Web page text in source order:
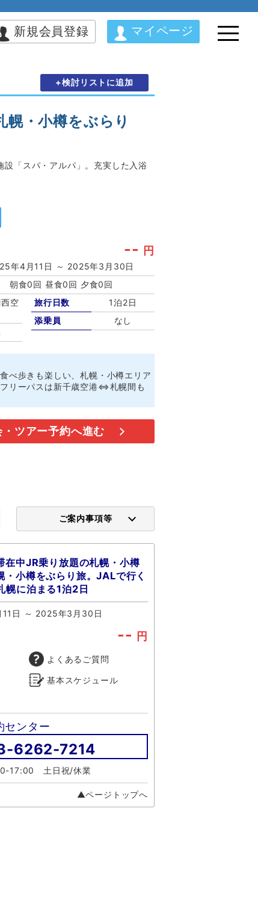
新規会員登録 マイページ
+検討リストに追加
幌・小樽をぶらり
「スパ・アルパ」。充実した入浴
-- 円
年4月11日 ～ 2025年3月30日
朝食0回 昼食0回 夕食0回
空
旅行日数
1泊2日
添乗員
なし
べ歩きも楽しい、札幌・小樽エリア
リーパスは新千歳空港⇔札幌間も
・ツアー予約へ進む
ご案内事項等
在中JR乗り放題の札幌・小樽
・小樽をぶらり旅。JALで行く
に泊まる1泊2日
日 ～ 2025年3月30日
-- 円
よくあるご質問
基本スケジュール
センター
6262-7214
17:00 土日祝/休業
▲ページトップへ